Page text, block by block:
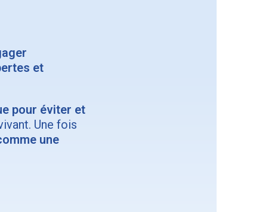
et
pour éviter et
Une fois
une